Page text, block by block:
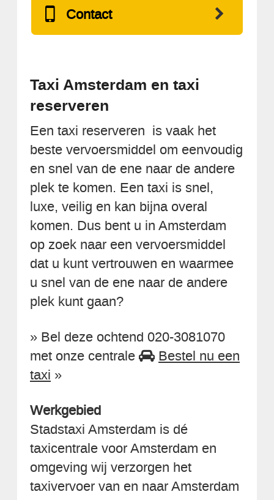
Contact
Taxi Amsterdam en taxi
reserveren
Een taxi reserveren is vaak het
beste vervoersmiddel om eenvoudig
en snel van de ene naar de andere
plek te komen. Een taxi is snel,
luxe, veilig en kan bijna overal
komen. Dus bent u in Amsterdam
op zoek naar een vervoersmiddel
dat u kunt vertrouwen en waarmee
u snel van de ene naar de andere
plek kunt gaan?
» Bel deze ochtend 020-3081070
met onze centrale
Bestel nu een
taxi »
Werkgebied
Stadstaxi Amsterdam is dé
taxicentrale voor Amsterdam en
omgeving wij verzorgen het
taxivervoer van en naar Amsterdam